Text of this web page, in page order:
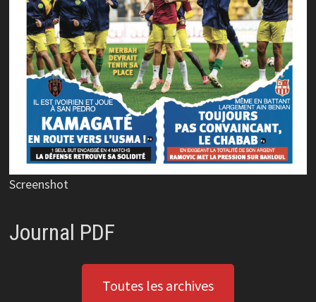
Screenshot
Journal PDF
Toutes les archives